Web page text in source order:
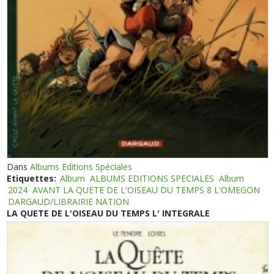
DansAlbums Editions Spéciales
Etiquettes: Album ALBUMS EDITIONS SPECIALES Album
2024 AVANT LA QUETE DE L'OISEAU DU TEMPS 8 L'OMEGON
DARGAUD/LIBRAIRIE NATION
LA QUETE DE L'OISEAU DU TEMPS L' INTEGRALE